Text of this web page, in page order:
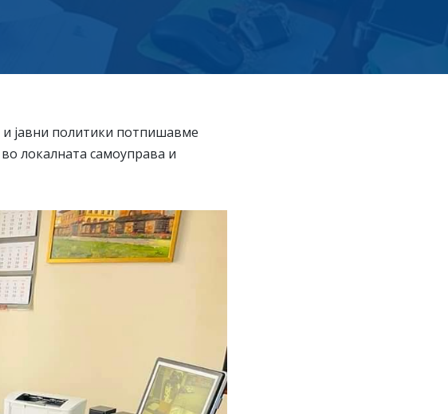
и јавни политики потпишавме
локалната самоуправа и